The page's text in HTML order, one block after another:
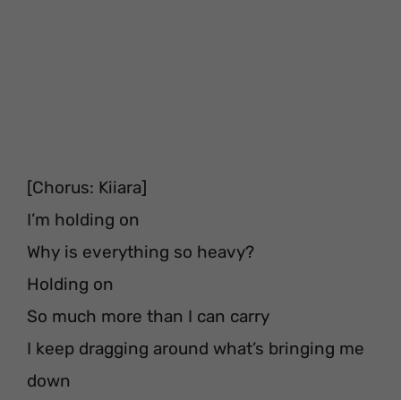
[Chorus: Kiiara]
I’m holding on
Why is everything so heavy?
Holding on
So much more than I can carry
I keep dragging around what’s bringing me
down